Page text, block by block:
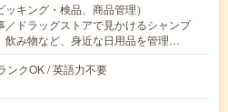
キング・検品、商品管理）
／ドラッグストアで見かけるシャンプ
飲み物など、身近な日用品を管理…
ンクOK / 英語力不要